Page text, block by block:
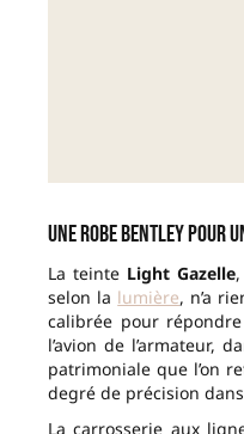
Une robe Bentley pour
La teinte Light Gazelle
selon la lumière, n’a
calibrée pour
l’avion de l’armateur,
patrimoniale que l’on
degré de précision
La carrosserie aux